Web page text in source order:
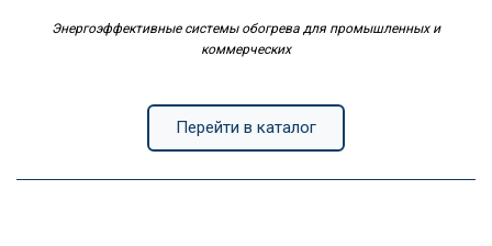
Энергоэффективные системы обогрева для промышленных и
коммерческих
Перейти в каталог